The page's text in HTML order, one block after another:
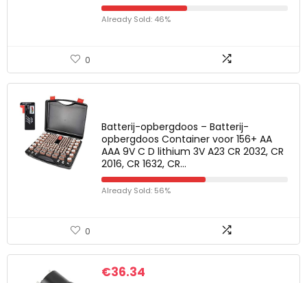
Already Sold: 46%
0
Batterij-opbergdoos – Batterij-
opbergdoos Container voor 156+ AA
AAA 9V C D lithium 3V A23 CR 2032, CR
2016, CR 1632, CR…
Already Sold: 56%
0
€36.34